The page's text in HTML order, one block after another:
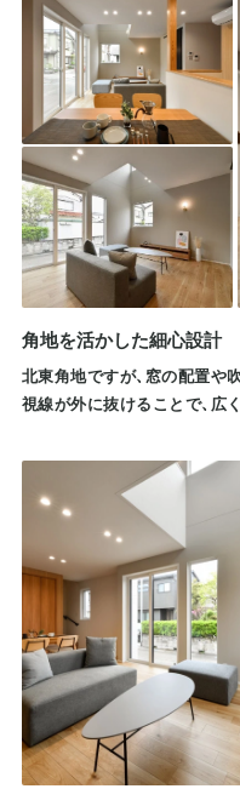
角地を活かした細心設計
北東角地ですが、窓の配置や
視線が外に抜けることで、広